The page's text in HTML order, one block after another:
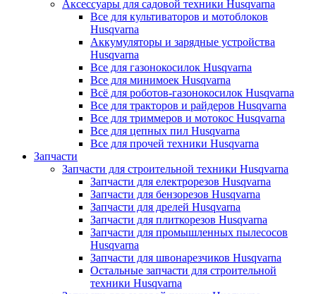
Аксессуары для садовой техники Husqvarna
Все для культиваторов и мотоблоков
Husqvarna
Аккумуляторы и зарядные устройства
Husqvarna
Все для газонокосилок Husqvarna
Все для минимоек Husqvarna
Всё для роботов-газонокосилок Husqvarna
Все для тракторов и райдеров Husqvarna
Все для триммеров и мотокос Husqvarna
Все для цепных пил Husqvarna
Все для прочей техники Husqvarna
Запчасти
Запчасти для строительной техники Husqvarna
Запчасти для електрорезов Husqvarna
Запчасти для бензорезов Husqvarna
Запчасти для дрелей Husqvarna
Запчасти для плиткорезов Husqvarna
Запчасти для промышленных пылесосов
Husqvarna
Запчасти для швонарезчиков Husqvarna
Остальные запчасти для строительной
техники Husqvarna